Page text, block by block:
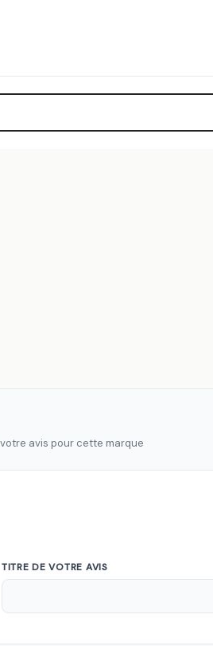
avis pour cette marque
TITRE DE VOTRE AVIS